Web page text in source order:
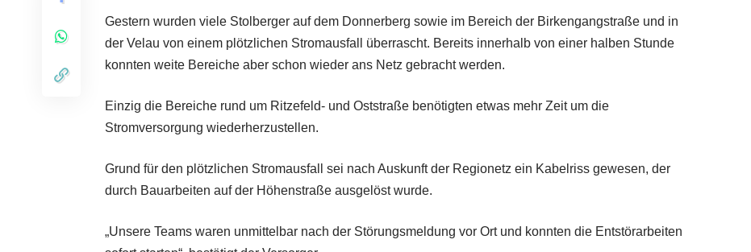
Gestern wurden viele Stolberger auf dem Donnerberg sowie im Bereich der Birkengangstraße und in
der Velau von einem plötzlichen Stromausfall überrascht. Bereits innerhalb von einer halben Stunde
konnten weite Bereiche aber schon wieder ans Netz gebracht werden.
Einzig die Bereiche rund um Ritzefeld- und Oststraße benötigten etwas mehr Zeit um die
Stromversorgung wiederherzustellen.
Grund für den plötzlichen Stromausfall sei nach Auskunft der Regionetz ein Kabelriss gewesen, der
durch Bauarbeiten auf der Höhenstraße ausgelöst wurde.
„Unsere Teams waren unmittelbar nach der Störungsmeldung vor Ort und konnten die Entstörarbeiten